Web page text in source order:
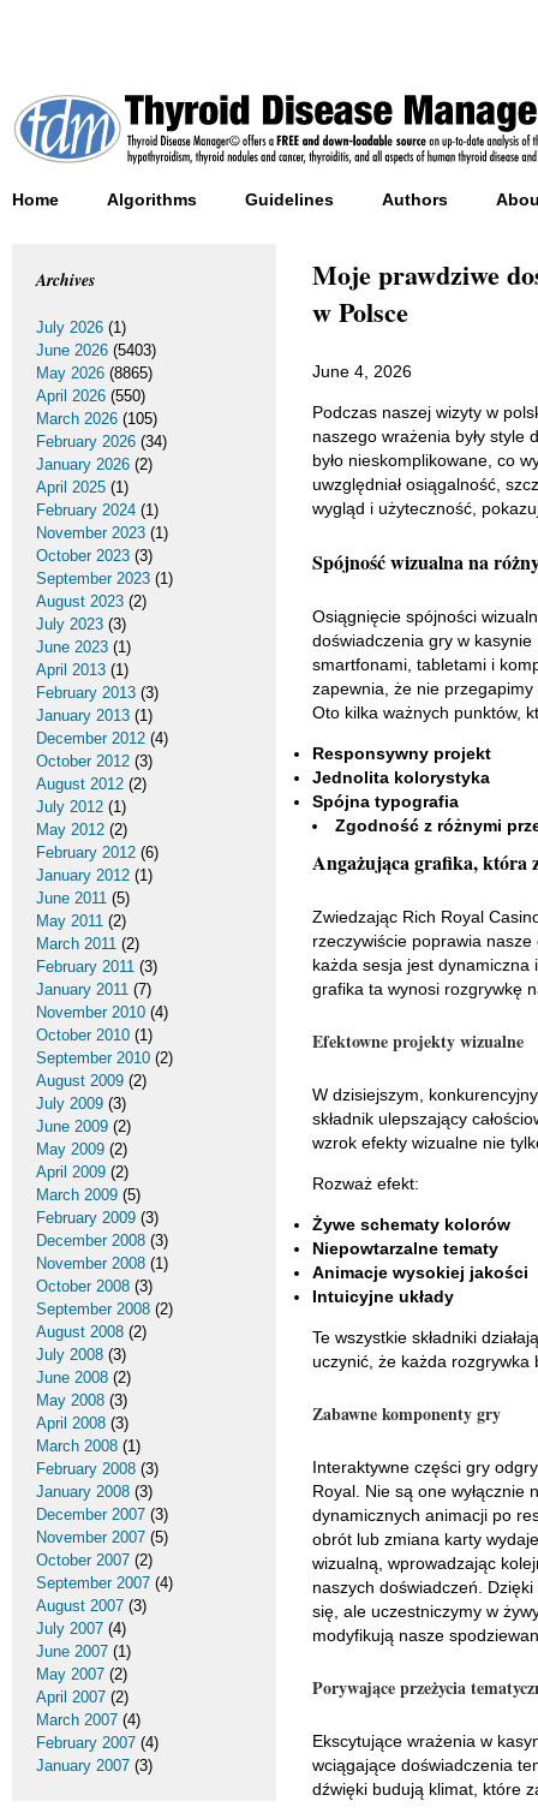
Home Algorithms Guidelines Authors
Moje prawdziwe
w Polsce
June 4, 2026
Podczas naszej wizyty w
naszego wrażenia były style
było nieskomplikowane, co
uwzględniał osiągalność,
wygląd i użyteczność,
Spójność wizualna na
Osiągnięcie spójności
doświadczenia gry w
smartfonami, tabletami i
zapewnia, że nie
Oto kilka ważnych punktów,
Responsywny projekt
Jednolita kolorystyka
Spójna typografia
Zgodność z różnymi
Angażująca grafika, która
Zwiedzając Rich Royal
rzeczywiście poprawia
każda sesja jest dynamiczna
grafika ta wynosi rozgrywkę
Efektowne projekty wizualne
W dzisiejszym,
składnik ulepszający
wzrok efekty wizualne nie
Rozważ efekt:
Żywe schematy kolorów
Niepowtarzalne tematy
Animacje wysokiej jakości
Intuicyjne układy
Te wszystkie składniki
uczynić, że każda rozgrywka
Zabawne komponenty gry
Interaktywne części gry
Royal. Nie są one
dynamicznych animacji po
obrót lub zmiana karty
wizualną, wprowadzając
naszych doświadczeń.
się, ale uczestniczymy w
modyfikują nasze
Porywające przeżycia
Ekscytujące wrażenia w
wciągające doświadczenia
dźwięki budują klimat, które
Archives
July 2026 (1)
June 2026 (5403)
May 2026 (8865)
April 2026 (550)
March 2026 (105)
February 2026 (34)
January 2026 (2)
April 2025 (1)
February 2024 (1)
November 2023 (1)
October 2023 (3)
September 2023 (1)
August 2023 (2)
July 2023 (3)
June 2023 (1)
April 2013 (1)
February 2013 (3)
January 2013 (1)
December 2012 (4)
October 2012 (3)
August 2012 (2)
July 2012 (1)
May 2012 (2)
February 2012 (6)
January 2012 (1)
June 2011 (5)
May 2011 (2)
March 2011 (2)
February 2011 (3)
January 2011 (7)
November 2010 (4)
October 2010 (1)
September 2010 (2)
August 2009 (2)
July 2009 (3)
June 2009 (2)
May 2009 (2)
April 2009 (2)
March 2009 (5)
February 2009 (3)
December 2008 (3)
November 2008 (1)
October 2008 (3)
September 2008 (2)
August 2008 (2)
July 2008 (3)
June 2008 (2)
May 2008 (3)
April 2008 (3)
March 2008 (1)
February 2008 (3)
January 2008 (3)
December 2007 (3)
November 2007 (5)
October 2007 (2)
September 2007 (4)
August 2007 (3)
July 2007 (4)
June 2007 (1)
May 2007 (2)
April 2007 (2)
March 2007 (4)
February 2007 (4)
January 2007 (3)